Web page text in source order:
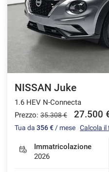
NISSAN Juke
1.6 HEV N-Connecta
Prezzo: 35.308 € 27.500
Tua da 356 € / mese Calcola
Immatricolazione
2026